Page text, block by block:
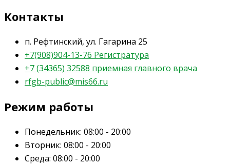
Контакты
п. Рефтинский, ул. Гагарина 25
+7(908)904-13-76 Регистратура
+7 (34365) 32588 приемная главного врача
rfgb-public@mis66.ru
Режим работы
Понедельник: 08:00 - 20:00
Вторник: 08:00 - 20:00
Среда: 08:00 - 20:00